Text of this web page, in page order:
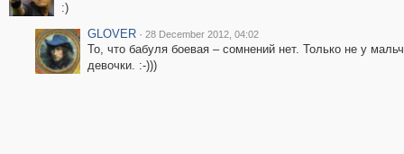
:)
GLOVER · 28 December 2012, 04:02
То, что бабуля боевая – сомнений нет. Только не у
девочки. :-)))